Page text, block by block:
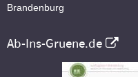
Brandenburg
Ab-Ins-Gruene.de